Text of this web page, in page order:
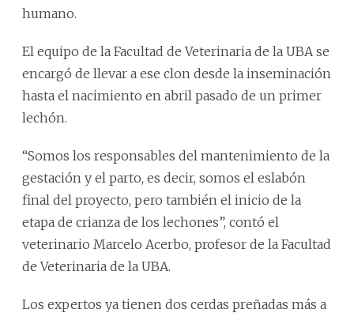
humano.
El equipo de la Facultad de Veterinaria de la UBA se
encargó de llevar a ese clon desde la inseminación
hasta el nacimiento en abril pasado de un primer
lechón.
“Somos los responsables del mantenimiento de la
gestación y el parto, es decir, somos el eslabón
final del proyecto, pero también el inicio de la
etapa de crianza de los lechones”, contó el
veterinario Marcelo Acerbo, profesor de la Facultad
de Veterinaria de la UBA.
Los expertos ya tienen dos cerdas preñadas más a